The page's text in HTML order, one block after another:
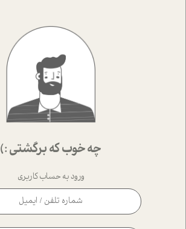
چه خوب که برگشتی :)
ورود به حساب کاربری